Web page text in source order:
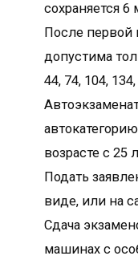
сохраняется 6
После первой
допустима
44, 74, 104,
возрасте с 25
Подать
виде, или на
Сдача
машинах с